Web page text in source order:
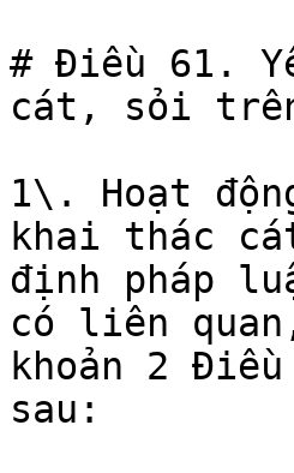
# Điều 61.
cát, sỏi
1\. Hoạt
khai thác
định pháp
có liên
khoản 2
sau: